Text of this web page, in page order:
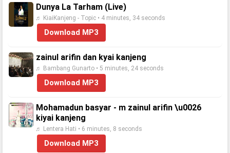
Dunya La Tarham (Live)
♬ KiaiKanjeng - Topic • 4 minutes, 34 seconds
Download MP3
zainul arifin dan kyai kanjeng
♬ Bambang Gunarto • 5 minutes, 24 seconds
Download MP3
Mohamadun basyar - m zainul arifin \u0026
kiyai kanjeng
♬ Lentera Hati • 6 minutes, 8 seconds
Download MP3